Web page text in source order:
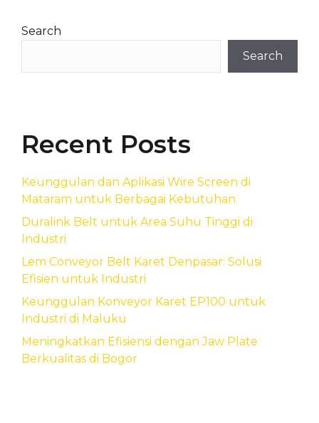
Search
Search
Recent Posts
Keunggulan dan Aplikasi Wire Screen di
Mataram untuk Berbagai Kebutuhan
Duralink Belt untuk Area Suhu Tinggi di
Industri
Lem Conveyor Belt Karet Denpasar: Solusi
Efisien untuk Industri
Keunggulan Konveyor Karet EP100 untuk
Industri di Maluku
Meningkatkan Efisiensi dengan Jaw Plate
Berkualitas di Bogor